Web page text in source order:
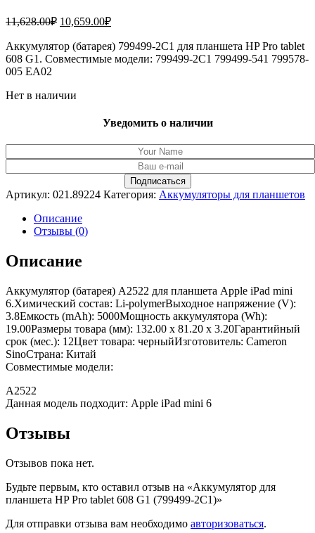
11,628.00₽ Первоначальная
составляла
11,628.00₽.
10,659.00₽Текущая
10,659.00₽.
Аккумулятор (батарея) 799499-2C1 для планшета HP Pro tablet
608 G1. Совместимые модели: 799499-2C1 799499-541 799578-
005 EA02
Нет в наличии
Уведомить о наличии
Артикул: 021.89224 Категория: Аккумуляторы для планшетов
Описание
Отзывы (0)
Описание
Аккумулятор (батарея) A2522 для планшета Apple iPad mini
6.Химический состав: Li-polymerВыходное напряжение (V):
3.8Емкость (mAh): 5000Мощность аккумулятора (Wh):
19.00Размеры товара (мм): 132.00 x 81.20 x 3.20Гарантийный
срок (мес.): 12Цвет товара: черныйИзготовитель: Cameron
SinoСтрана: Китай
Совместимые модели:
A2522
Данная модель подходит: Apple iPad mini 6
Отзывы
Отзывов пока нет.
Будьте первым, кто оставил отзыв на «Аккумулятор для
планшета HP Pro tablet 608 G1 (799499-2C1)»
Для отправки отзыва вам необходимо авторизоваться.